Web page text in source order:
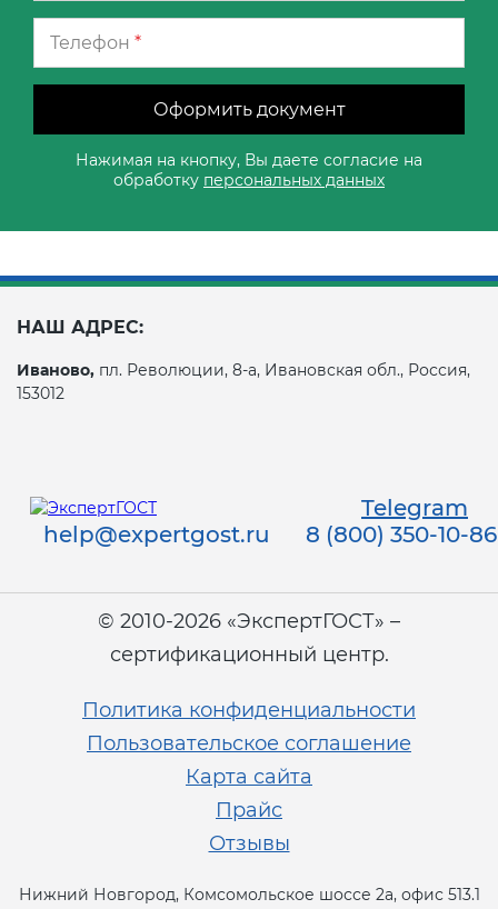
Телефон *
Оформить документ
Нажимая на кнопку, Вы даете согласие на
обработку персональных данных
НАШ АДРЕС:
Иваново, пл. Революции, 8-а, Ивановская обл., Россия,
153012
Telegram
help@expertgost.ru
8 (800) 350-10-86
© 2010-2026 «ЭкспертГОСТ» –
сертификационный центр.
Политика конфиденциальности
Пользовательское соглашение
Карта сайта
Прайс
Отзывы
Нижний Новгород, Комсомольское шоссе 2а, офис 513.1